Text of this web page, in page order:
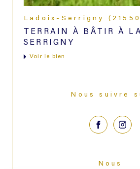
Ladoix-Serrigny
TERRAIN À BÂTIR À
SERRIGNY
voir le bien
Nous suivre
Nous